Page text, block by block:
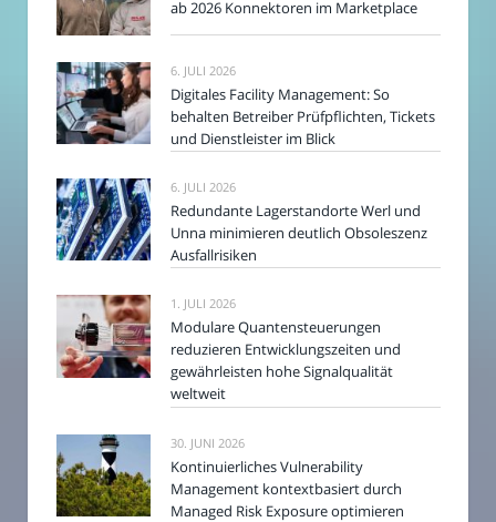
ab 2026 Konnektoren im Marketplace
6. JULI 2026
Digitales Facility Management: So
behalten Betreiber Prüfpflichten, Tickets
und Dienstleister im Blick
6. JULI 2026
Redundante Lagerstandorte Werl und
Unna minimieren deutlich Obsoleszenz
Ausfallrisiken
1. JULI 2026
Modulare Quantensteuerungen
reduzieren Entwicklungszeiten und
gewährleisten hohe Signalqualität
weltweit
30. JUNI 2026
Kontinuierliches Vulnerability
Management kontextbasiert durch
Managed Risk Exposure optimieren